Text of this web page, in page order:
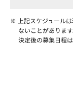
※ 上記スケジュール
ないことがあります
決定後の募集日程